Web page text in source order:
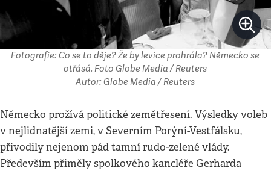
Fotografie: Co se to děje? Že by levice prohrála? Německo se
otřásá. Foto Globe Media / Reuters
Autor: Globe Media / Reuters
Německo prožívá politické zemětřesení. Výsledky voleb
v nejlidnatější zemi, v Severním Porýní-Vestfálsku,
přivodily nejenom pád tamní rudo-zelené vlády.
Především přiměly spolkového kancléře Gerharda